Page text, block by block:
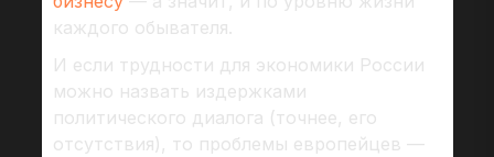
каждого обывателя.
И если трудности для экономики России
можно назвать издержками
политического диалога (точнее, его
отсутствия), то проблемы европейцев —